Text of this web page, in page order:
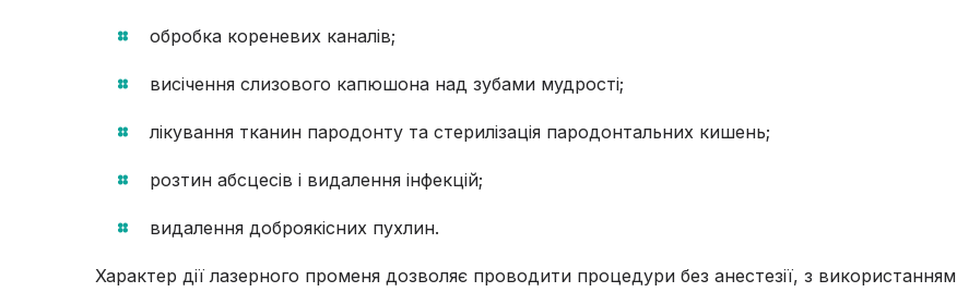
обробка кореневих каналів;
висічення слизового капюшона над зубами мудрості;
лікування тканин пародонту та стерилізація пародонтальних кишень;
розтин абсцесів і видалення інфекцій;
видалення доброякісних пухлин.
Характер дії лазерного променя дозволяє проводити процедури без анестезії, з використанням